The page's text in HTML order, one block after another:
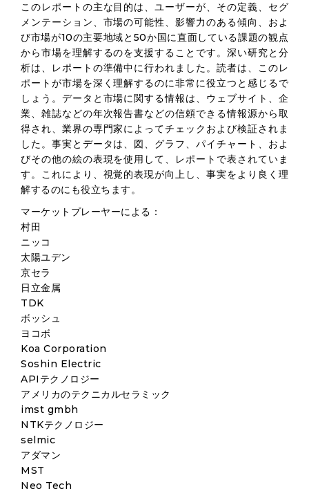
このレポートの主な目的は、ユーザーが、その定義、セグ
メンテーション、市場の可能性、影響力のある傾向、およ
び市場が10の主要地域と50か国に直面している課題の観点
から市場を理解するのを支援することです。深い研究と分
析は、レポートの準備中に行われました。読者は、このレ
ポートが市場を深く理解するのに非常に役立つと感じるで
しょう。データと市場に関する情報は、ウェブサイト、企
業、雑誌などの年次報告書などの信頼できる情報源から取
得され、業界の専門家によってチェックおよび検証されま
した。事実とデータは、図、グラフ、パイチャート、およ
びその他の絵の表現を使用して、レポートで表されていま
す。これにより、視覚的表現が向上し、事実をより良く理
解するのにも役立ちます。
マーケットプレーヤーによる：
村田
ニッコ
太陽ユデン
京セラ
日立金属
TDK
ボッシュ
ヨコボ
Koa Corporation
Soshin Electric
APIテクノロジー
アメリカのテクニカルセラミック
imst gmbh
NTKテクノロジー
selmic
アダマン
MST
Neo Tech